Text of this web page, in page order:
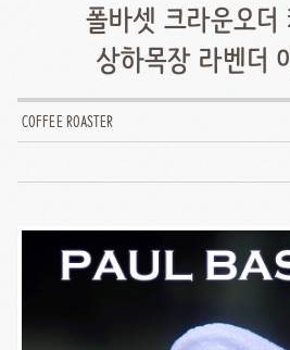
폴바셋 크라운오
상하목장 라벤더
COFFEE ROASTER